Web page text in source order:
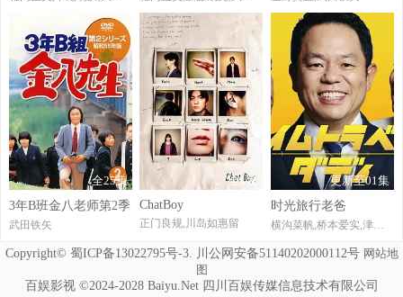
全25集
3年B班金八老师第2季
武田铁矢
全1集
ChatBoy
正门良规,川岛如惠留
更新至01集
时光旅行老爸
横沟菜帆,桥本爱实,津田笃宏
Copyright© 蜀ICP备13022795号-3. 川公网安备51140202000112号 网站地
图
百娱影视 ©2024-2028 Baiyu.Net 四川百娱传媒信息技术有限公司